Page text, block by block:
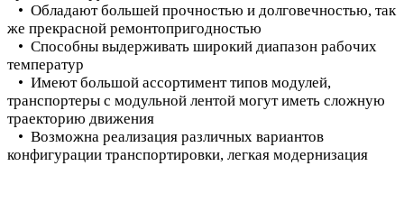
• Обладают большей прочностью и долговечностью, так
же прекрасной ремонтопригодностью
• Способны выдерживать широкий диапазон рабочих
температур
• Имеют большой ассортимент типов модулей,
транспортеры с модульной лентой могут иметь сложную
траекторию движения
• Возможна реализация различных вариантов
конфигурации транспортировки, легкая модернизация